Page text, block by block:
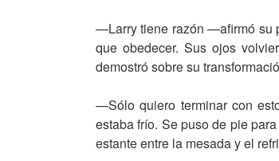
—Larry tiene razón —afirmó su
que obedecer. Sus ojos
demostró sobre su
—Sólo quiero terminar con
estaba frío. Se puso de pie
estante entre la mesada y el